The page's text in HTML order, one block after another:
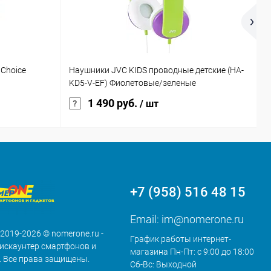
Наушники JVC KIDS проводные детские (HA-
KD5-V-EF) Фиолетовые/зеленые
1 490 руб. / шт
2026 © nomerone.ru -
смартфонов и
Все права защищены.
+7 (958) 516 48 15
Email: im@nomerone.ru
График работы интернет-
магазина Пн-Пт: с 9:00 до 18:00
Сб-Вс: Выходной